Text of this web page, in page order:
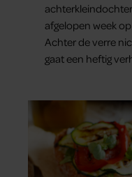
afgelopen week
Achter de verre
gaat een heftig